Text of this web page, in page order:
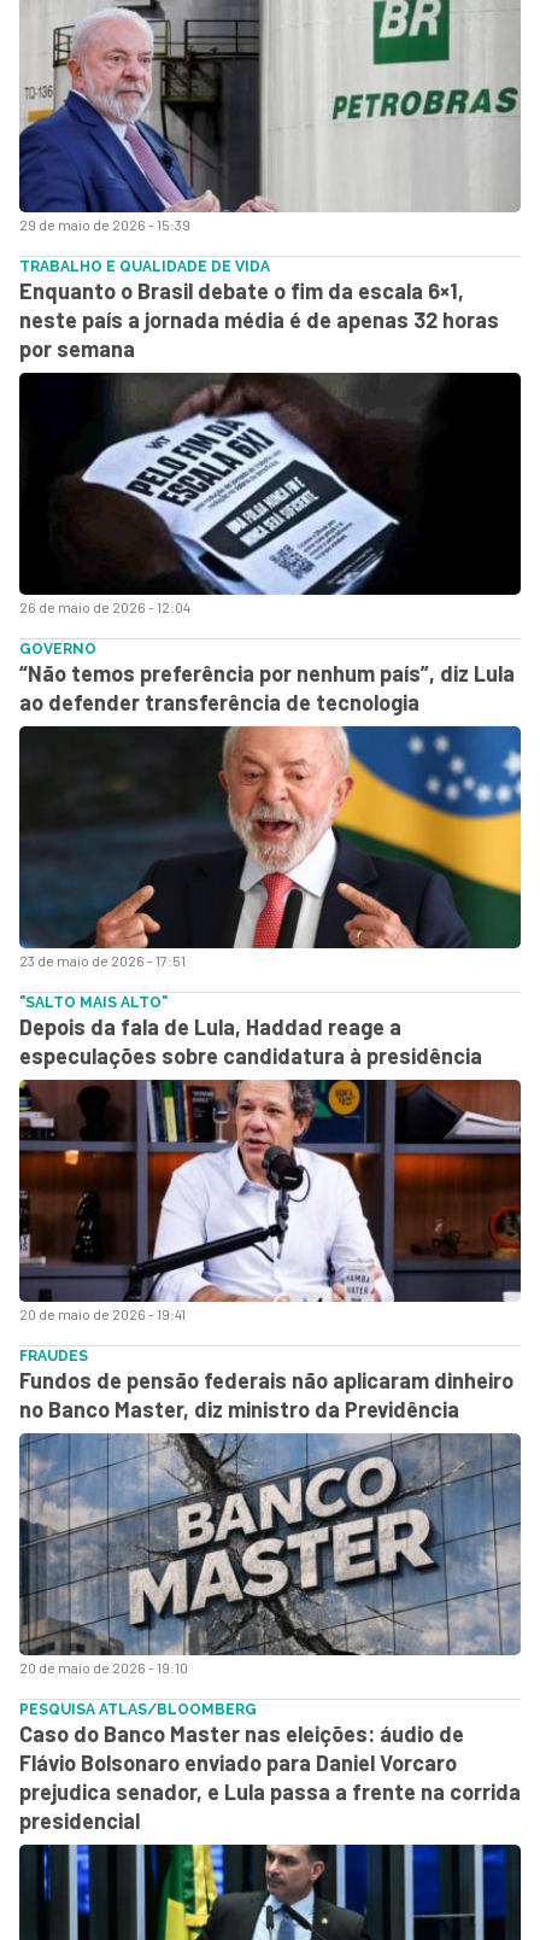
29 de maio de 2026 - 15:39
26 de maio de 2026 - 12:04
TRABALHO E QUALIDADE DE VIDA
Enquanto o Brasil debate o fim da escala 6×1,
neste país a jornada média é de apenas 32 horas
por semana
23 de maio de 2026 - 17:51
GOVERNO
“Não temos preferência por nenhum país”, diz Lula
ao defender transferência de tecnologia
20 de maio de 2026 - 19:41
"SALTO MAIS ALTO"
Depois da fala de Lula, Haddad reage a
especulações sobre candidatura à presidência
20 de maio de 2026 - 19:10
FRAUDES
Fundos de pensão federais não aplicaram dinheiro
no Banco Master, diz ministro da Previdência
PESQUISA ATLAS/BLOOMBERG
Caso do Banco Master nas eleições: áudio de
Flávio Bolsonaro enviado para Daniel Vorcaro
prejudica senador, e Lula passa a frente na corrida
presidencial